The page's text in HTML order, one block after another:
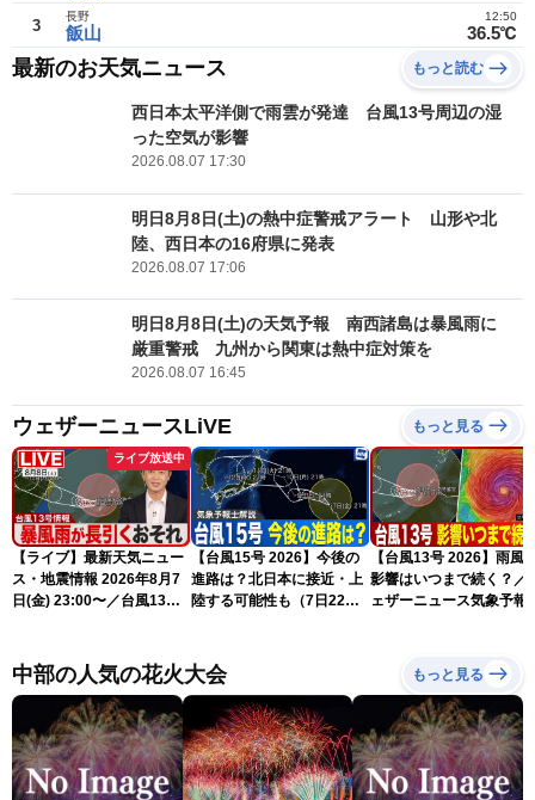
3 飯山
長野
36.5℃
12:50
最新のお天気ニュース もっと読む
西日本太平洋側で雨雲が発達 台風13号周辺の湿
った空気が影響
2026.08.07 17:30
明日8月8日(土)の熱中症警戒アラート 山形や北
陸、西日本の16府県に発表
2026.08.07 17:06
明日8月8日(土)の天気予報 南西諸島は暴風雨に
厳重警戒 九州から関東は熱中症対策を
2026.08.07 16:45
ウェザーニュースLiVE もっと見る
ライブ放送中
【ライブ】最新天気ニュー
ス・地震情報 2026年8月7
日(金) 23:00〜／台風13号
【台風15号 2026】今後の
進路は？北日本に接近・上
陸する可能性も（7日22時
【台風13号 2026】雨風
影響はいつまで続く？／
ェザーニュース気象予報
中部の人気の花火大会 もっと見る